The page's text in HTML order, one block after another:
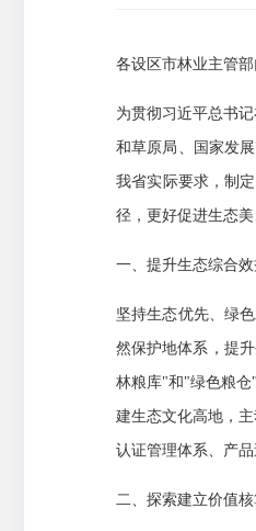
各设区市林业主管
为贯彻习近平总书
和草原局、国家发
我省实际要求，制
径，更好促进生态
一、提升生态综合效
坚持生态优先、绿
然保护地体系，提
林粮库"和"绿色粮
建生态文化高地，
认证管理体系、产
二、探索建立价值